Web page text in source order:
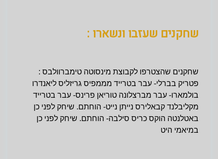
שחקנים שעזבו ונשארו :
שחקנים שהצטרפו לקבוצת מינסוטה טימברוולבס :
פטריק בברלי- עבר בטרייד מממפיס גריזליס ליאנדרו
בולמארו- עבר מברצלונה טוריאן פרינס- עבר בטרייד
מקליבלנד קבאלירס נייתן נייט- הוחתם. שיחק לפני כן
באטלנטה הוקס כריס סילבה- הוחתם. שיחק לפני כן
במיאמי היט